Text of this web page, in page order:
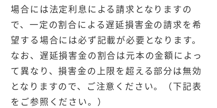
場合には法定利息による請求となりますの
で、一定の割合による遅延損害金の請求を希
望する場合には必ず記載が必要となります。
なお、遅延損害金の割合は元本の金額によっ
て異なり、損害金の上限を超える部分は無効
となりますので、ご注意ください。（下記表
をご参照ください。）